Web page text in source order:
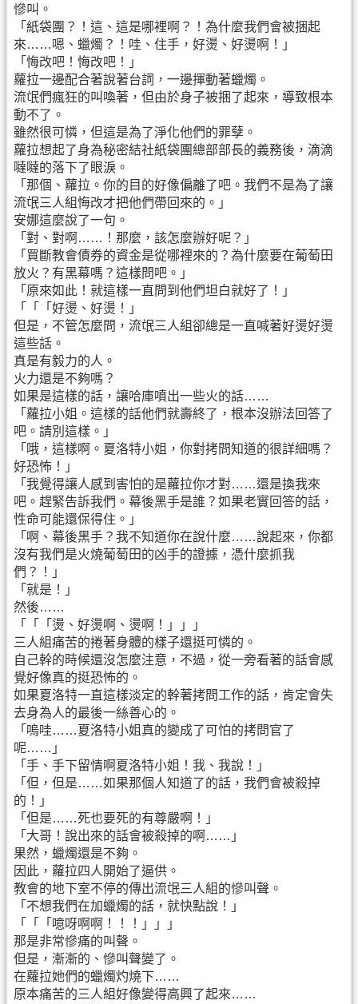
慘叫。
「紙袋團？！這、這是哪裡啊？！為什麼我們會被捆起
來……嗯、蠟燭？！哇、住手，好燙、好燙啊！」
「悔改吧！悔改吧！」
蘿拉一邊配合著說著台詞，一邊揮動著蠟燭。
流氓們瘋狂的叫喚著，但由於身子被捆了起來，導致根本
動不了。
雖然很可憐，但這是為了淨化他們的罪孽。
蘿拉想起了身為秘密結社紙袋團總部部長的義務後，滴滴
噠噠的落下了眼淚。
「那個、蘿拉。你的目的好像偏離了吧。我們不是為了讓
流氓三人組悔改才把他們帶回來的。」
安娜這麼說了一句。
「對、對啊……！那麼，該怎麼辦好呢？」
「買斷教會債券的資金是從哪裡來的？為什麼要在葡萄田
放火？有黑幕嗎？這樣問吧。」
「原來如此！就這樣一直問到他們坦白就好了！」
「「「好燙、好燙！」
但是，不管怎麼問，流氓三人組卻總是一直喊著好燙好燙
這些話。
真是有毅力的人。
火力還是不夠嗎？
如果是這樣的話，讓哈庫噴出一些火的話……
「蘿拉小姐。這樣的話他們就壽終了，根本沒辦法回答了
吧。請別這樣。」
「哦，這樣啊。夏洛特小姐，你對拷問知道的很詳細嗎？
好恐怖！」
「我覺得讓人感到害怕的是蘿拉你才對……還是換我來
吧。趕緊告訴我們。幕後黑手是誰？如果老實回答的話，
性命可能還保得住。」
「啊、幕後黑手？我不知道你在說什麼……說起來，你都
沒有我們是火燒葡萄田的凶手的證據，憑什麼抓我
們？！」
「就是！」
然後……
「「「燙、好燙啊、燙啊！」」」
三人組痛苦的捲著身體的樣子還挺可憐的。
自己幹的時候還沒怎麼注意，不過，從一旁看著的話會感
覺好像真的挺恐怖的。
如果夏洛特一直這樣淡定的幹著拷問工作的話，肯定會失
去身為人的最後一絲善心的。
「嗚哇……夏洛特小姐真的變成了可怕的拷問官了
呢……」
「手、手下留情啊夏洛特小姐！我、我說！」
「但，但是……如果那個人知道了的話，我們會被殺掉
的！」
「但是……死也要死的有尊嚴啊！」
「大哥！說出來的話會被殺掉的啊……」
果然，蠟燭還是不夠。
因此，蘿拉四人開始了逼供。
教會的地下室不停的傳出流氓三人組的慘叫聲。
「不想我們在加蠟燭的話，就快點說！」
「「「噫呀啊啊！！！」」」
那是非常慘痛的叫聲。
但是，漸漸的、慘叫聲變了。
在蘿拉她們的蠟燭灼燒下……
原本痛苦的三人組好像變得高興了起來……